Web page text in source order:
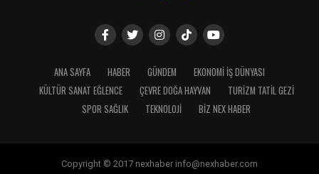
ANA SAYFA HABER GÜNDEM
EKONOMI İŞ DÜNYASI
KÜLTÜR SANAT EĞLENCE
ÇEVRE DOĞA HAYVAN
TURIZM TATIL GEZI
SPOR SAĞLIK
TEKNOLOJI BIZ NEX HABER
Copyright © 2017 nexhaber info@nexhaber.com